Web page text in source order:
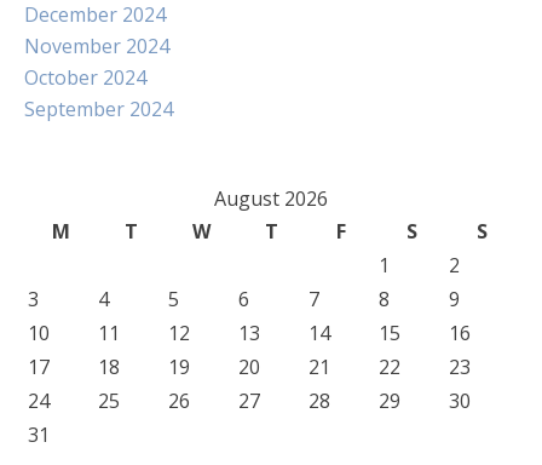
December 2024
November 2024
October 2024
September 2024
August 2026
M
T W T F S
S
1
2
3
4 5 6 7 8
9
10
11 12 13 14 15
16
17
18 19 20 21 22
23
24
25 26 27 28 29
30
31